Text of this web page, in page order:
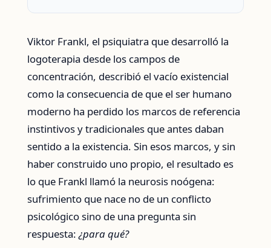
Viktor Frankl, el psiquiatra que desarrolló la
logoterapia desde los campos de
concentración, describió el vacío existencial
como la consecuencia de que el ser humano
moderno ha perdido los marcos de referencia
instintivos y tradicionales que antes daban
sentido a la existencia. Sin esos marcos, y sin
haber construido uno propio, el resultado es
lo que Frankl llamó la neurosis noógena:
sufrimiento que nace no de un conflicto
psicológico sino de una pregunta sin
respuesta:¿para qué?